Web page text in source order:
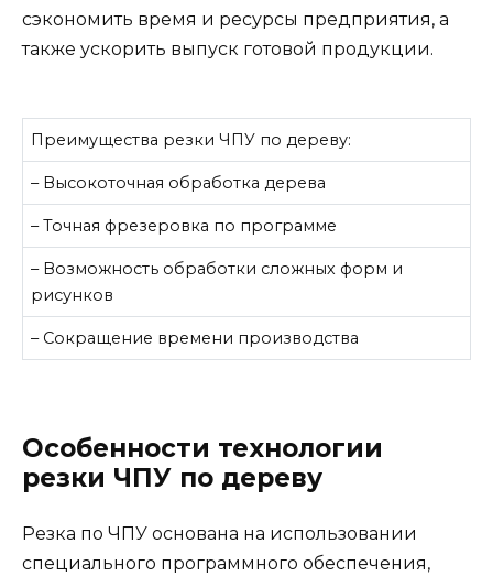
сэкономить время и ресурсы предприятия, а
также ускорить выпуск готовой продукции.
Преимущества резки ЧПУ по дереву:
– Высокоточная обработка дерева
– Точная фрезеровка по программе
– Возможность обработки сложных форм и
рисунков
– Сокращение времени производства
Особенности технологии
резки ЧПУ по дереву
Резка по ЧПУ основана на использовании
специального программного обеспечения,